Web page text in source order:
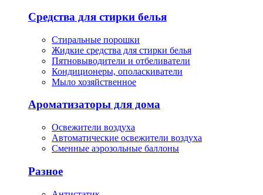
Средства для стирки белья
Стиральные порошки
Жидкие средства для стирки белья
Пятновыводители и отбеливатели
Кондиционеры, ополаскиватели
Мыло хозяйственное
Ароматизаторы для дома
Освежители воздуха
Автоматические освежители воздуха
Сменные аэрозольные баллоны
Разное